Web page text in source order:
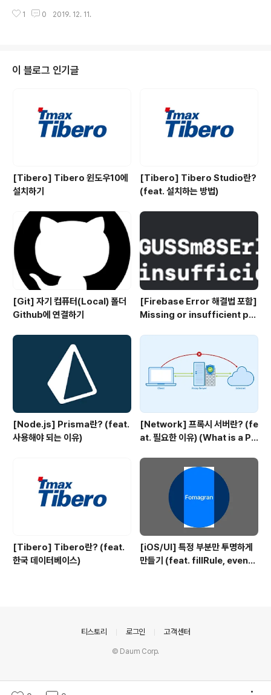
oreindex = 100 var morearray = [Int]() 우선 셀 안
rol.Event.touchUpInside) 설정해놓은 more이라는
함수 안에 높이를 알아내는 함수 heightForView를 이용
1 0 2019. 12. 11.
이 블로그 인기글
[Tibero] Tibero 윈도우10에
설치하기
[Tibero] Tibero Studio란?
(feat. 설치하는 방법)
[Git] 자기 컴퓨터(Local) 폴더
Github에 연결하기
[Firebase Error 해결법 포함]
Missing or insufficient per
[Node.js] Prisma란? (feat.
사용해야 되는 이유)
[Network] 프록시 서버란? (fe
at. 필요한 이유) (What is a Pr
[Tibero] Tibero란? (feat.
한국 데이터베이스)
[iOS/UI] 특정 부분만 투명하게
만들기 (feat. fillRule, evenO
티스토리 로그인 고객센터
© Daum Corp.